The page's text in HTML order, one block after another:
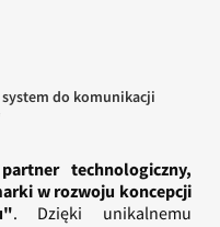
system do komunikacji
technologiczny,
w rozwoju koncepcji
. Dzięki unikalnemu